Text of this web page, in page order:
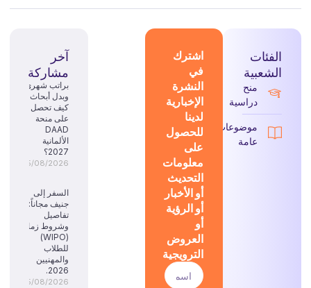
الفئات
الشعبية
منح
دراسية
موضوعات
عامة
اشترك
النشرة
الإخبارية
للحصول
على
معلومات
التحديث
أو الأخبار
أو الرؤية
العروض
الترويجية
آخر
مشاركة
براتب شهري
وبدل أبحاث:
كيف تحصل
على منحة
DAAD
الألمانية
2027؟
05/08/2026
السفر إلى
جنيف مجاناً:
تفاصيل
وشروط زمالة
(WIPO)
للطلاب
والمهنيين
2026.
05/08/2026